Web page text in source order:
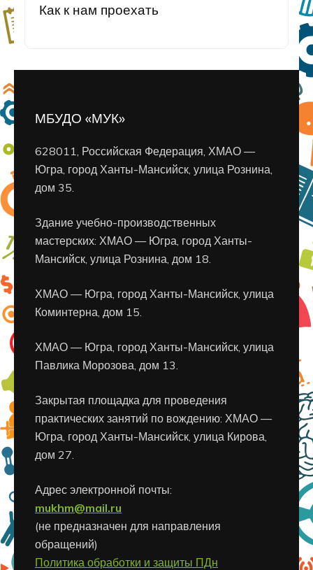
Как к нам проехать
МБУДО «МУК»
628011, Российская Федерация, ХМАО —
Югра, город Ханты-Мансийск, улица Рознина,
дом 35.
Здание учебно-производственных
мастерских: ХМАО — Югра, город Ханты-
Мансийск, улица Рознина, дом 18.
ХМАО — Югра, город Ханты-Мансийск, улица
Коминтерна, дом 15.
ХМАО — Югра, город Ханты-Мансийск, улица
Павлика Морозова, дом 13.
Закрытая площадка для проведения
практических занятий по вождению: ХМАО —
Югра, город Ханты-Мансийск, улица Кирова,
дом 27.
Адрес электронной почты:
mukhm@mail.ru
(не предназначен для направления
обращений)
Политика обработки и защиты ПДн